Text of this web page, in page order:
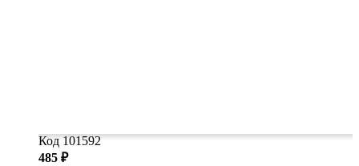
Код 101592
485 ₽